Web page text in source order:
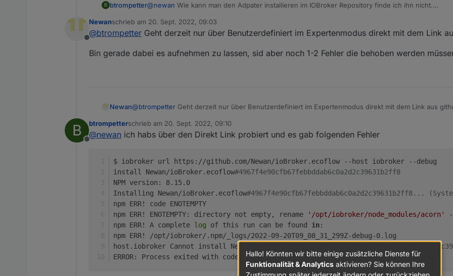
B btrompetter@newan Wie kann man den Adpater installieren im IOBroker Repository finde ich ihn nicht.
Offline
Newanschrieb am 20. Sept. 2022, 09:03
zuletzt editiert von
@btrompetter Geht derzeit nur über Benutzerdefiniert im Expertenmodus direkt mit dem Link
Bin gerade dabei es aufnehmen zu lassen, sid aber noch 1-2 Fehler die behoben werden
Newan@btrompetter Geht derzeit nur über Benutzerdefiniert im Expertenmodus direkt mit dem Link aus
Bin gerade dabei es aufnehmen zu lassen, sid aber noch 1-2 Fehler die behoben werden müssen
B
Offline
btrompetterschrieb am 20. Sept. 2022, 09:10
zuletzt editiert von
@newan ich habs über den Direkt Link probiert und es gab folgenden Fehler
$ iobroker url https://github.com/Newan/ioBroker.ecoflow --host iobroker --debug
install Newan/ioBroker.ecoflow#4967f4e90cfb67febbddab6c0a2d2c39631b2ff8
NPM version: 8.15.0
Installing Newan/ioBroker.ecoflow#4967f4e90cfb67febbddab6c0a2d2c39631b2ff8...
npm ERR! code ENOTEMPTY
npm ERR! ENOTEMPTY: directory not empty, rename
'/opt/iobroker/node_modules/acorn'
npm ERR! A complete log of this run can be found in:
npm ERR! /opt/iobroker/.npm/_logs/2022-09-20T09_08_31_299Z-debug-0.log
host.iobroker Cannot install Newan/ioBroker.ecoflow
ERROR: Process exited with code 25Hallo! Könnten wir bitte einige zusätzliche Dienste für
Funktionalität & Analytics aktivieren? Sie können Ihre